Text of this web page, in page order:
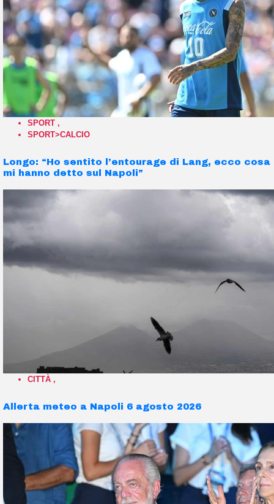
SPORT ,
SPORT>CALCIO
Longo: “Ho sentito l’entourage di Lang, ecco cosa
mi hanno detto sul Napoli”
CITTÀ ,
Allerta meteo a Napoli 6 agosto 2026